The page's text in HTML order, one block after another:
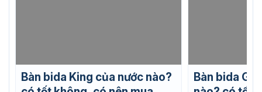
Bàn bida King của nước nào?
Bàn bida